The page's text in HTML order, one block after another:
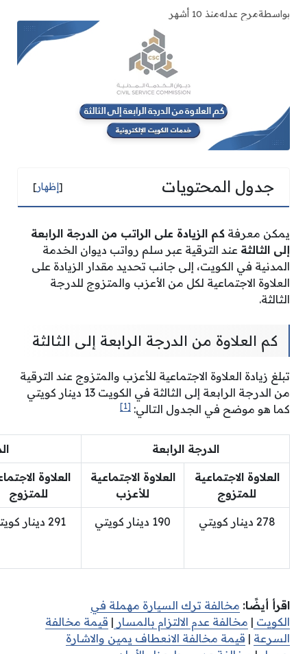
بواسطةمرح عدلهمنذ 10 أشهر
جدول المحتويات [إظهار]
يمكن معرفة كم الزيادة على الراتب من الدرجة الرابعة
إلى الثالثة عند الترقية عبر سلم رواتب ديوان الخدمة
المدنية في الكويت، إلى جانب تحديد مقدار الزيادة على
العلاوة الاجتماعية لكل من الأعزب والمتزوج للدرجة
الثالثة.
كم العلاوة من الدرجة الرابعة إلى الثالثة
تبلغ زيادة العلاوة الاجتماعية للأعزب والمتزوج عند الترقية
من الدرجة الرابعة إلى الثالثة في الكويت 13 دينار كويتي
كما هو موضح في الجدول التالي: [1]
الدرجة الرابعة
العلاوة الاجتماعية
للمتزوج
العلاوة الاجتماعية
للأعزب
العلاوة
للمتزوج
278 دينار كويتي 190 دينار كويتي 291 دينار كويتي
اقرأ أيضًا: مخالفة ترك السيارة مهملة في
الكويت | مخالفة عدم الالتزام بالمسار | قيمة مخالفة
السرعة | قيمة مخالفة الانعطاف يمين والاشارة